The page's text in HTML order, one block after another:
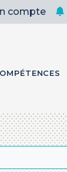
compte